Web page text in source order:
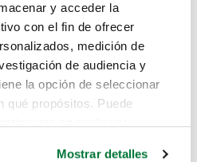
y acceder la
con el fin de ofrecer
medición de
de audiencia y
la opción de seleccionar
qué propósitos. Puede
Mostrar detalles
sabemos como
hasta aquí.
coche que estás
estos enlaces: